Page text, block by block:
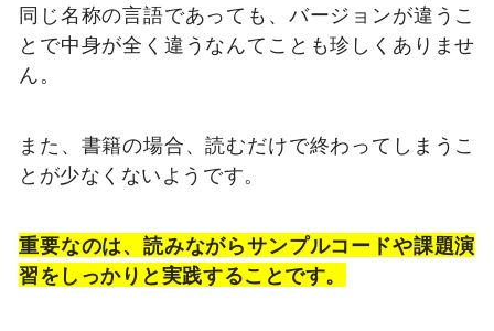
同じ名称の言語であっても、バージョンが違うこ
とで中身が全く違うなんてことも珍しくありませ
ん。
また、書籍の場合、読むだけで終わってしまうこ
とが少なくないようです。
重要なのは、読みながらサンプルコードや課題演
習をしっかりと実践することです。